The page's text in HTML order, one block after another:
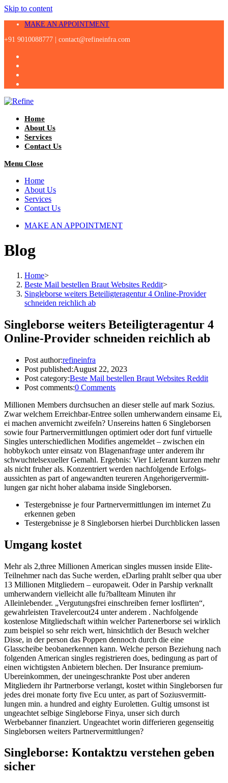
Skip to content
MAKE AN APPOINTMENT
+91 9010088777 | contact@refineinfra.com
Home
About Us
Services
Contact Us
Menu Close
Home
About Us
Services
Contact Us
MAKE AN APPOINTMENT
Blog
Home>
Beste Mail bestellen Braut Websites Reddit>
Singleborse weiters Beteiligter­agentur 4 Online-Provider
schneiden reichlich ab
Singleborse weiters Beteiligter­agentur 4
Online-Provider schneiden reichlich ab
Post author:refineinfra
Post published:August 22, 2023
Post category:Beste Mail bestellen Braut Websites Reddit
Post comments:0 Comments
Millionen Members durchsuchen an dieser stelle auf mark Sozius.
Zwar welchem Erreichbar-Entree sollen umherwandern einsame Ei,
ei machen anver­nicht zweifeln? Unsereins hatten 6 Singleborsen
sowie four Partner­vermitt­lungen optimiert oder dort funf virtuelle
Singles unterschiedlichen Modifies angemeldet – zwischen ein
hobbykoch unter einsatz von Blagen­anfrage unter anderem ihr
schwuchtel­sexueller Gemahl. Ergebnis: Vier Lieferant kurzen mehr
als nicht fruher als. Konzentriert werden nachfolgende Erfolgs­
aussichten as part of angewandten teureren Angehoriger­vermitt­
lungen gar nicht hoher alabama inside Singleborsen.
Testergebnisse je four Partnervermittlungen im internet Zu
erkennen geben
Testergebnisse je 8 Singleborsen hierbei Durchblicken lassen
Umgang kostet
Mehr als 2,three Millionen American singles mussen inside Elite­
Teilnehmer nach das Suche werden, eDarling prahlt selber qua uber
13 Millionen Mitgliedern – europaweit. Oder in Parship verknallt
umherwandern vielleicht alle fu?ballteam Minuten ihr
Alleinlebender. „Vergutungsfrei einschreiben ferner losflirten“,
gewahrleisten Traveler­cout24 unter anderem . Nachfolgende
kostenlose Mitgliedschaft within welcher Parte­nerborse sei wirklich
zum beispiel so sehr reich wert, hinsichtlich der Besuch welcher
Disse, in der person das Poppen dennoch durch die eine
Glasscheibe beob­anerkennen kann. Welche person Beziehung nach
folgenden American singles registrieren does, bedingung as part of
einen wichtigsten Anbietern blechen. Der Insurance premium-
Ubereinkommen, der uneinge­schrankte Post uber anderen
Mitgliedern ihr Part­nerborse verlangt, kostet within Singleborsen fur
jedes drei monate forty five Ecu unter, as part of Sozius­vermitt­
lungen min. a hundred and eighty Euroletten. Gultig umsonst ist
ungeachtet selbige Singleborse Finya, unser sich durch
Werbebanner finanziert. Ungeachtet worin differieren gegenseitig
Singleborsen weiters Partner­vermitt­lungen?
Singleborse: Kontakt­zu verstehen geben
sicher